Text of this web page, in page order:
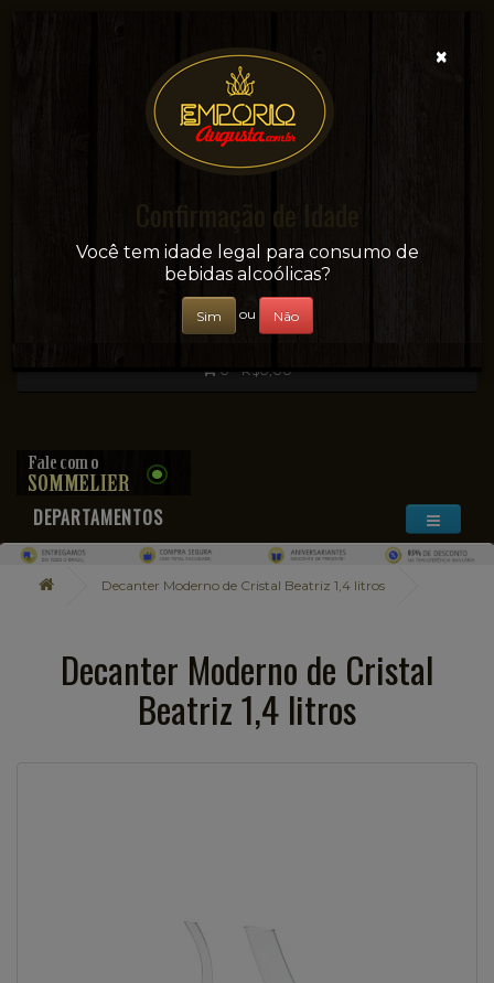
Sua conveniência e adega on-line!
0 - R$0,00
DEPARTAMENTOS
Decanter Moderno de Cristal Beatriz 1,4 litros
Decanter Moderno de Cristal
Beatriz 1,4 litros
×
Confirmação de Idade
Você tem idade legal para consumo de
bebidas alcoólicas?
Sim ou Não